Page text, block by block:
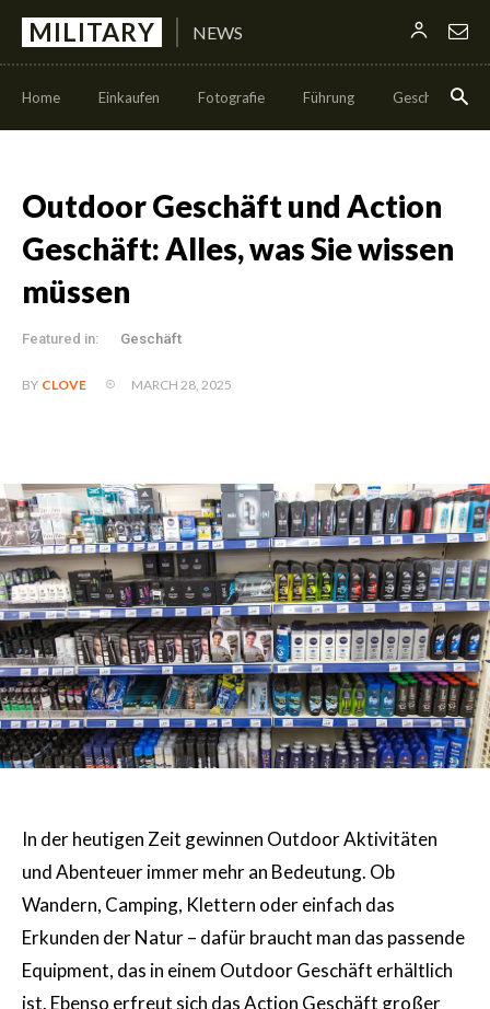
MILITARY NEWS
Home Einkaufen Fotografie Führung Geschäft
Outdoor Geschäft und Action
Geschäft: Alles, was Sie wissen
müssen
Featured in: Geschäft
BY CLOVE MARCH 28, 2025
In der heutigen Zeit gewinnen Outdoor Aktivitäten
und Abenteuer immer mehr an Bedeutung. Ob
Wandern, Camping, Klettern oder einfach das
Erkunden der Natur – dafür braucht man das passende
Equipment, das in einem Outdoor Geschäft erhältlich
ist. Ebenso erfreut sich das Action Geschäft großer